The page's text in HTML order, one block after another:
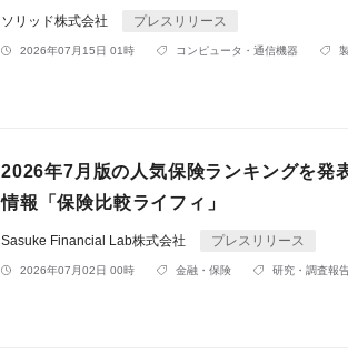
ソリッド株式会社 プレスリリース
2026年07月15日 01時 コンピュータ・通信機器
2026年7月版の人気保険ランキングを発
情報「保険比較ライフィ」
Sasuke Financial Lab株式会社 プレスリリース
2026年07月02日 00時 金融・保険 研究・調査報